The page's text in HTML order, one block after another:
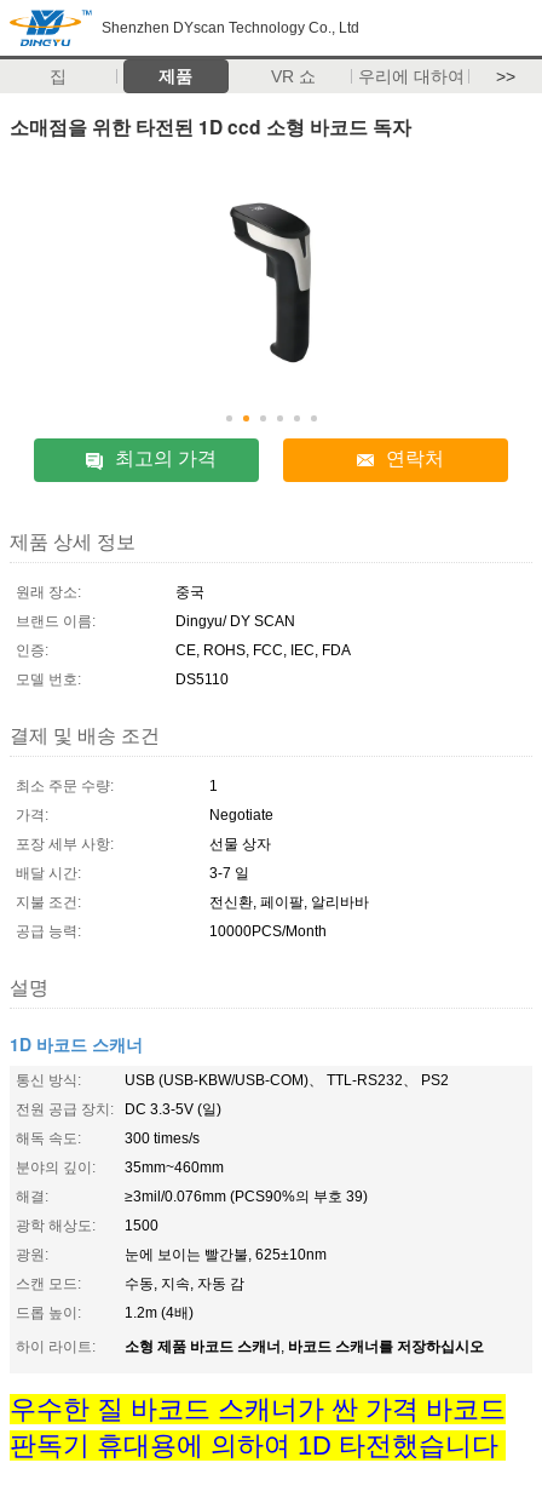
Shenzhen DYscan Technology Co., Ltd
집 제품 VR 쇼 우리에 대하여 >>
소매점을 위한 타전된 1D ccd 소형 바코드 독자
최고의 가격 연락처
제품 상세 정보
원래 장소:
중국
브랜드 이름:
Dingyu/ DY SCAN
인증:
CE, ROHS, FCC, IEC, FDA
모델 번호:
DS5110
결제 및 배송 조건
최소 주문 수량:
1
가격:
Negotiate
포장 세부 사항:
선물 상자
배달 시간:
3-7 일
지불 조건:
전신환, 페이팔, 알리바바
공급 능력:
10000PCS/Month
설명
1D 바코드 스캐너
통신 방식:
USB (USB-KBW/USB-COM)、 TTL-RS232、 PS2
전원 공급 장치:
DC 3.3-5V (일)
해독 속도:
300 times/s
분야의 깊이:
35mm~460mm
해결:
≥3mil/0.076mm (PCS90%의 부호 39)
광학 해상도:
1500
광원:
눈에 보이는 빨간불, 625±10nm
스캔 모드:
수동, 지속, 자동 감
드롭 높이:
1.2m (4배)
하이 라이트:
소형 제품 바코드 스캐너, 바코드 스캐너를 저장하십시오
우수한 질 바코드 스캐너가 싼 가격 바코드
판독기 휴대용에 의하여 1D 타전했습니다